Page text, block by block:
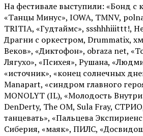
На фестивале выступили: «Бонд с
«Танцы Минус», IOWA, TMNV,
TRITIA, «Гудтаймс», ssshhhiiittt!,
Драгни с оркестром, Drummatix,
Веков», «Диктофон», obraza net,
Лягухо», «Психея», Рушана,
«источник», «конец солнечных
Manapart, «синдром главного
MONOLYT (IL), «Молодость
DenDerty, The OM, Sula Fray,
танцевать», «Пальцева
Сиберия, «маяк», ПИЛС,